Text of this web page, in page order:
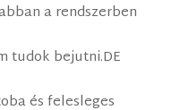
a rendszerben
tudok bejutni.DE
és felesleges